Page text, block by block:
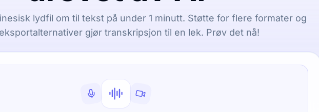
lydfil om til tekst på under 1 minutt. Støtte for flere formater og
gjør transkripsjon til en lek. Prøv det nå!